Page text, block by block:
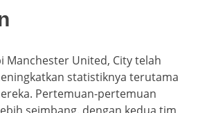
Manchester United, City telah
statistiknya terutama
Pertemuan-pertemuan